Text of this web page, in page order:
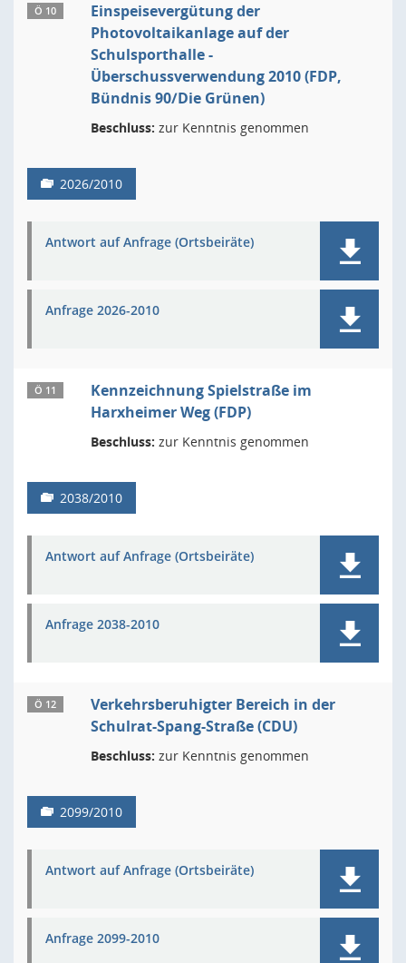
Ö 10
Einspeisevergütung der
Photovoltaikanlage auf der
Schulsporthalle -
Überschussverwendung 2010 (FDP,
Bündnis 90/Die Grünen)
Beschluss: zur Kenntnis genommen
2026/2010
Antwort auf Anfrage (Ortsbeiräte)
Anfrage 2026-2010
Ö 11
Kennzeichnung Spielstraße im
Harxheimer Weg (FDP)
Beschluss: zur Kenntnis genommen
2038/2010
Antwort auf Anfrage (Ortsbeiräte)
Anfrage 2038-2010
Ö 12
Verkehrsberuhigter Bereich in der
Schulrat-Spang-Straße (CDU)
Beschluss: zur Kenntnis genommen
2099/2010
Antwort auf Anfrage (Ortsbeiräte)
Anfrage 2099-2010